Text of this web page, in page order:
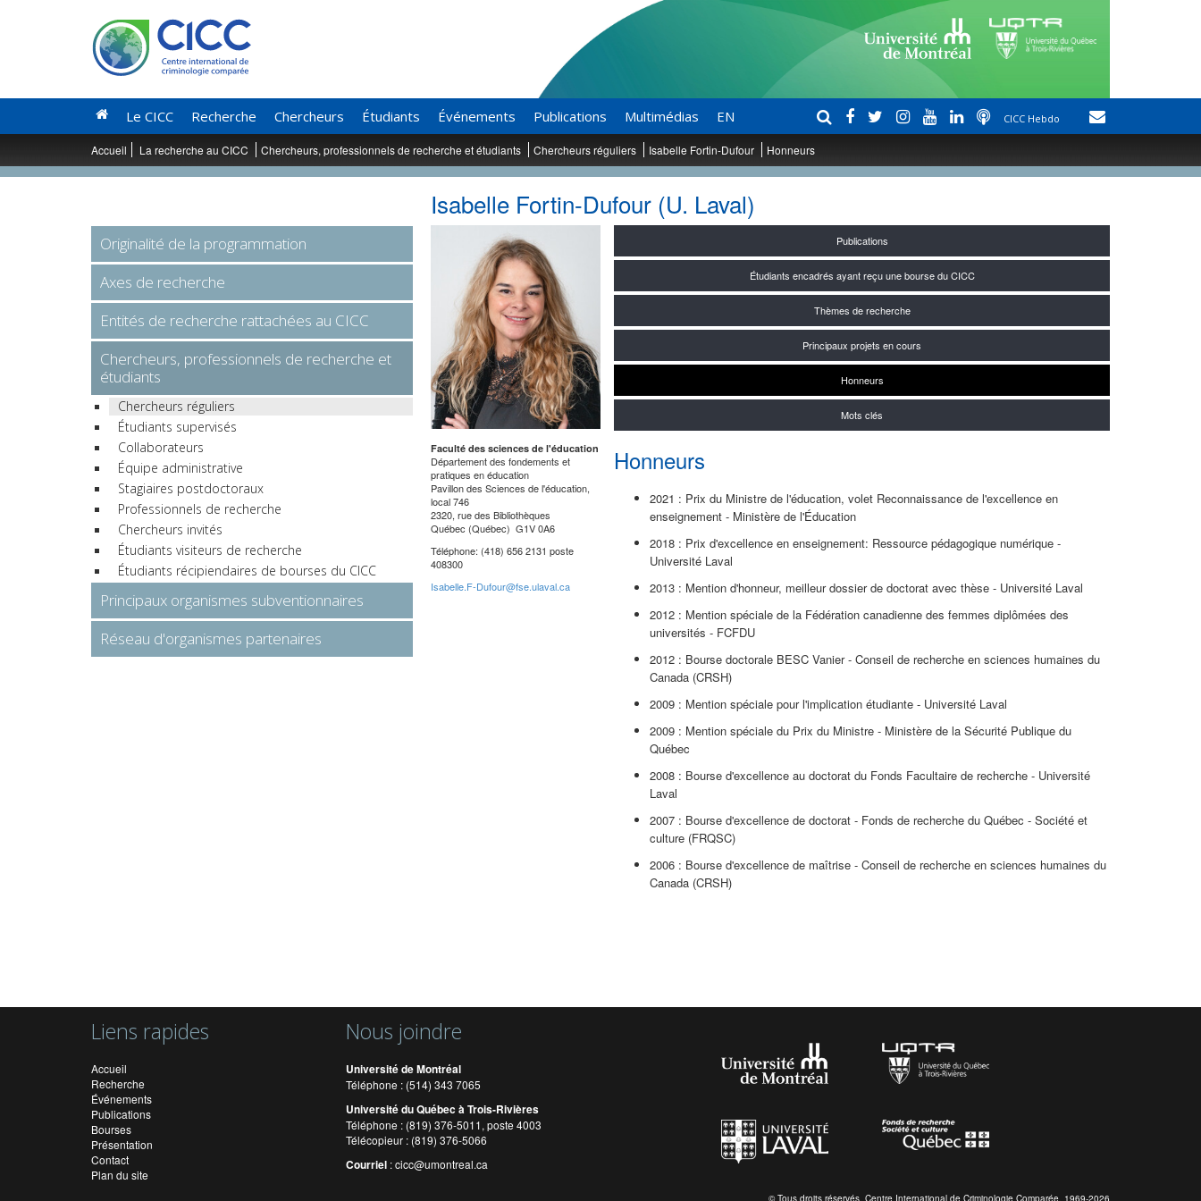
Le CICC Recherche Chercheurs Étudiants Événements Publications Multimédias EN CICC Hebdo
Accueil La recherche au CICC Chercheurs, professionnels de recherche et étudiants Chercheurs réguliers Isabelle Fortin-Dufour Honneurs
Isabelle Fortin-Dufour (U. Laval)
Faculté des sciences de l'éducation
Département des fondements et
pratiques en éducation
Pavillon des Sciences de l'éducation,
local 746
2320, rue des Bibliothèques
Québec (Québec) G1V 0A6
Téléphone: (418) 656 2131 poste
408300
Isabelle.F-Dufour@fse.ulaval.ca
Publications
Étudiants encadrés ayant reçu une bourse du CICC
Thèmes de recherche
Principaux projets en cours
Honneurs
Mots clés
Honneurs
2021 : Prix du Ministre de l'éducation, volet Reconnaissance de l'excellence en
enseignement - Ministère de l'Éducation
2018 : Prix d'excellence en enseignement: Ressource pédagogique numérique -
Université Laval
2013 : Mention d'honneur, meilleur dossier de doctorat avec thèse - Université Laval
2012 : Mention spéciale de la Fédération canadienne des femmes diplômées des
universités - FCFDU
2012 : Bourse doctorale BESC Vanier - Conseil de recherche en sciences humaines du
Canada (CRSH)
2009 : Mention spéciale pour l'implication étudiante - Université Laval
2009 : Mention spéciale du Prix du Ministre - Ministère de la Sécurité Publique du
Québec
2008 : Bourse d'excellence au doctorat du Fonds Facultaire de recherche - Université
Laval
2007 : Bourse d'excellence de doctorat - Fonds de recherche du Québec - Société et
culture (FRQSC)
2006 : Bourse d'excellence de maîtrise - Conseil de recherche en sciences humaines du
Canada (CRSH)
Originalité de la programmation
Axes de recherche
Entités de recherche rattachées au CICC
Chercheurs, professionnels de recherche et
étudiants
Chercheurs réguliers
Étudiants supervisés
Collaborateurs
Équipe administrative
Stagiaires postdoctoraux
Professionnels de recherche
Chercheurs invités
Étudiants visiteurs de recherche
Étudiants récipiendaires de bourses du CICC
Principaux organismes subventionnaires
Réseau d'organismes partenaires
Liens rapides
Accueil
Recherche
Événements
Publications
Bourses
Présentation
Contact
Plan du site
Nous joindre
Université de Montréal
Téléphone : (514) 343 7065
Université du Québec à Trois-Rivières
Téléphone : (819) 376-5011, poste 4003
Télécopieur : (819) 376-5066
Courriel :cicc@umontreal.ca
© Tous droits réservés. Centre International de Criminologie Comparée. 1969-2026